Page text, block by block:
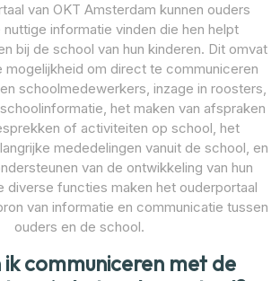
van OKT Amsterdam kunnen ouders
informatie vinden die hen helpt
bij de school van hun kinderen. Dit omvat
mogelijkheid om direct te communiceren
schoolmedewerkers, inzage in roosters,
het maken van afspraken
of activiteiten op school, het
mededelingen vanuit de school, en
van de ontwikkeling van hun
diverse functies maken het ouderportaal
van informatie en communicatie tussen
ouders en de school.
ik communiceren met de